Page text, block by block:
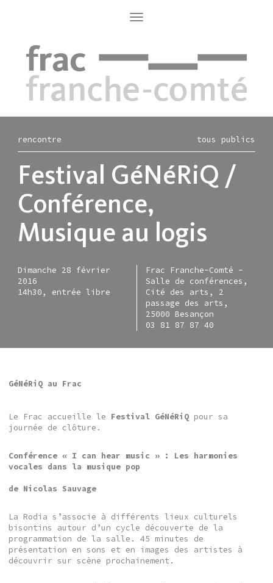
Toggle
navigation
rencontre tous publics
Festival GéNéRiQ /
Conférence,
Musique au logis
Dimanche 28 février
2016
14h30, entrée libre
Frac Franche-Comté -
Salle de conférences,
Cité des arts, 2
passage des arts,
25000 Besançon
03 81 87 87 40
GéNéRiQ au Frac
Le Frac accueille le Festival GéNéRiQ pour sa
journée de clôture.
Conférence « I can hear music » : Les harmonies
vocales dans la musique pop
de Nicolas Sauvage
La Rodia s’associe à différents lieux culturels
bisontins autour d’un cycle découverte de la
programmation de la salle. 45 minutes de
présentation en sons et en images des artistes à
découvrir sur scène prochainement.